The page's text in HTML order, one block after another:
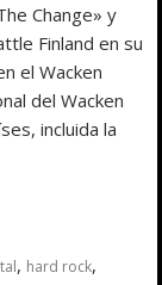
Change» y
Finland en su
el Wacken
del Wacken
incluida la
, hard rock,